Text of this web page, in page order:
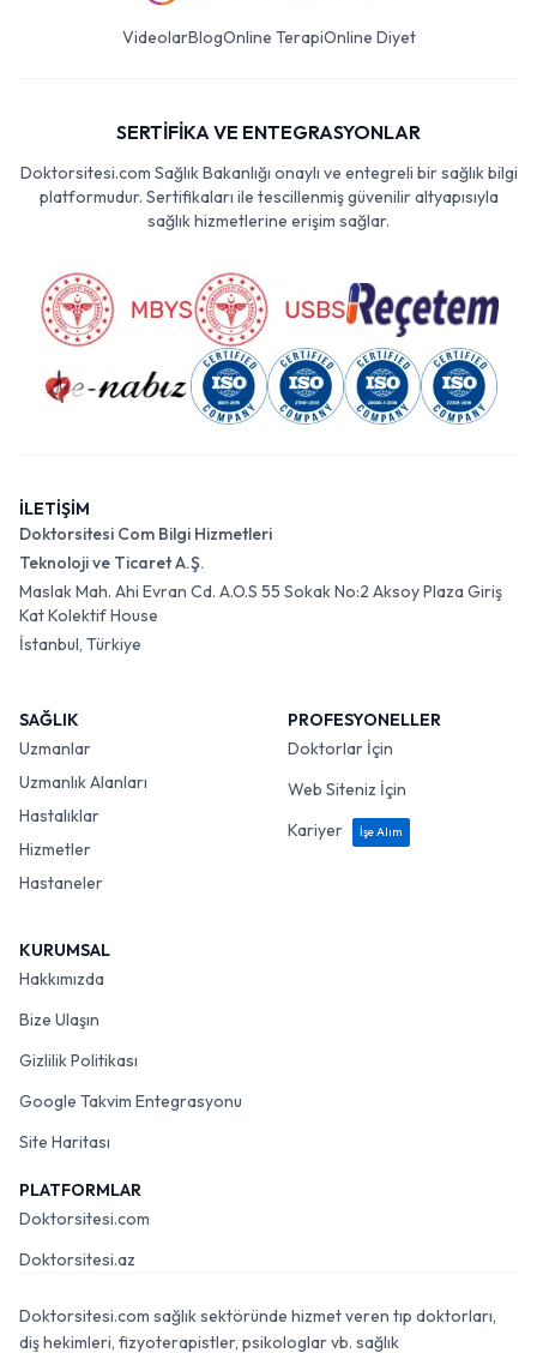
VideolarBlogOnline TerapiOnline Diyet
SERTİFİKA VE ENTEGRASYONLAR
Doktorsitesi.com Sağlık Bakanlığı onaylı ve entegreli bir sağlık bilgi
platformudur. Sertifikaları ile tescillenmiş güvenilir altyapısıyla
sağlık hizmetlerine erişim sağlar.
İLETİŞİM
Doktorsitesi Com Bilgi Hizmetleri
Teknoloji ve Ticaret A.Ş.
Maslak Mah. Ahi Evran Cd. A.O.S 55 Sokak No:2 Aksoy Plaza Giriş
Kat Kolektif House
İstanbul, Türkiye
SAĞLIK
Uzmanlar
Uzmanlık Alanları
Hastalıklar
Hizmetler
Hastaneler
PROFESYONELLER
Doktorlar İçin
Web Siteniz İçin
Kariyer
İşe Alım
KURUMSAL
Hakkımızda
Bize Ulaşın
Gizlilik Politikası
Google Takvim Entegrasyonu
Site Haritası
PLATFORMLAR
Doktorsitesi.com
Doktorsitesi.az
Doktorsitesi.com sağlık sektöründe hizmet veren tıp doktorları,
diş hekimleri, fizyoterapistler, psikologlar vb. sağlık